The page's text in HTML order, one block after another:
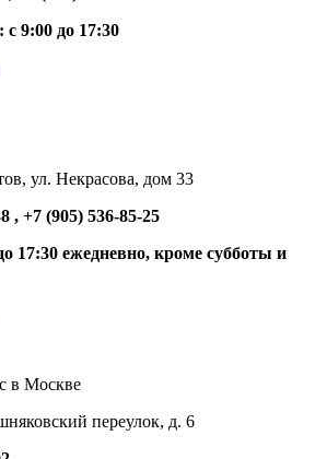
с 9:00 до 17:30
ул. Некрасова, дом 33
, +7 (905) 536-85-25
17:30 ежедневно, кроме субботы и
в Москве
переулок, д. 6